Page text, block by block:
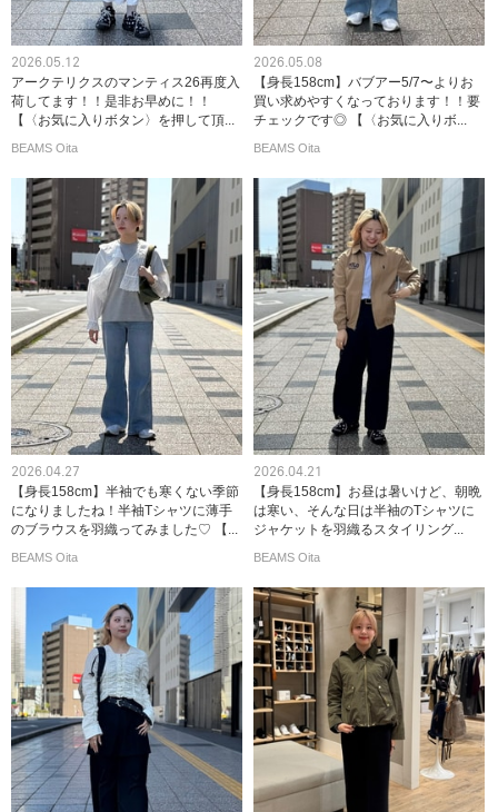
2026.05.12
アークテリクスのマンティス26再度入
荷してます！！是非お早めに！！
【〈お気に入りボタン〉を押して頂...
BEAMS Oita
2026.05.08
【身長158cm】バブアー5/7〜よりお
買い求めやすくなっております！！要
チェックです◎ 【〈お気に入りボ...
BEAMS Oita
2026.04.27
【身長158cm】半袖でも寒くない季節
になりましたね！半袖Tシャツに薄手
のブラウスを羽織ってみました♡ 【...
BEAMS Oita
2026.04.21
【身長158cm】お昼は暑いけど、朝晩
は寒い、そんな日は半袖のTシャツに
ジャケットを羽織るスタイリング...
BEAMS Oita